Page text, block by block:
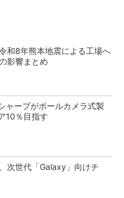
和8年熊本地震による工場へ
影響まとめ
ャープがポールカメラ式製
10％目指す
次世代「Galaxy」向けチ